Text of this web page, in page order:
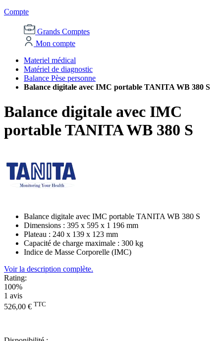
Compte
Grands Comptes
Mon compte
Materiel médical
Matériel de diagnostic
Balance Pèse personne
Balance digitale avec IMC portable TANITA WB 380 S
Balance digitale avec IMC
portable TANITA WB 380 S
Balance digitale avec IMC portable TANITA WB 380 S
Dimensions : 395 x 595 x 1 196 mm
Plateau : 240 x 139 x 123 mm
Capacité de charge maximale : 300 kg
Indice de Masse Corporelle (IMC)
Voir la description complète.
Rating:
100%
1 avis
526,00 € TTC